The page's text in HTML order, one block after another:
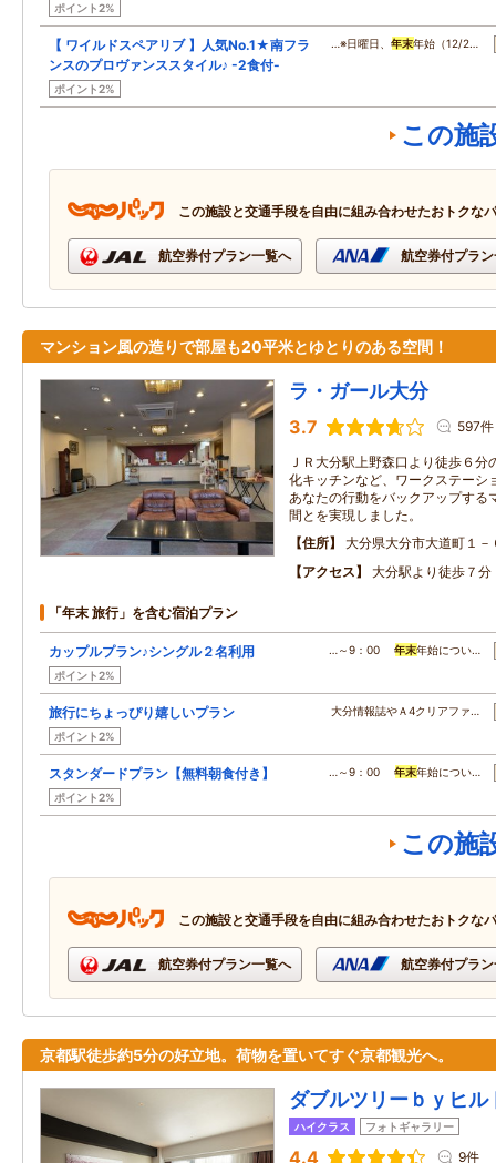
ポイント2%
【 ワイルドスペアリブ 】人気No.1★南フラ
ンスのプロヴァンススタイル♪ -2食付-
ポイント2%
…※日曜日、年末年始（12/2…
この施
この施設と交通手段を自由に組み合わせたおトクな
航空券付プラン一覧へ 航空券付プラ
マンション風の造りで部屋も20平米とゆとりのある空間！
ラ・ガール大分
3.7 597件
ＪＲ大分駅上野森口より徒歩６
化キッチンなど、ワークステーシ
あなたの行動をバックアップする
間とを実現しました。
住所
大分県大分市大道町１－
アクセス
大分駅より徒歩７分
「年末 旅行」を含む宿泊プラン
カップルプラン♪シングル２名利用
ポイント2%
…～9：00年末年始につい…
旅行にちょっぴり嬉しいプラン
ポイント2%
大分情報誌やＡ4クリアファ…
スタンダードプラン【無料朝食付き】
ポイント2%
…～9：00年末年始につい…
この施
この施設と交通手段を自由に組み合わせたおトクな
航空券付プラン一覧へ 航空券付プラ
京都駅徒歩約5分の好立地。荷物を置いてすぐ京都観光へ。
ダブルツリーｂｙヒル
ハイクラス フォトギャラリー
4.4 9件